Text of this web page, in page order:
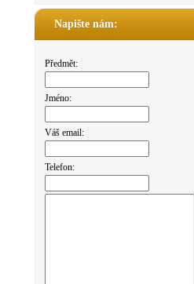
Napište nám:
Předmět:
Jméno:
Váš email:
Telefon: